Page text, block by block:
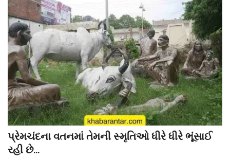
પ્રેમચંદના વતનમાં તેમની સ્મૃતિઓ ધીરે ધીરે ભૂંસાઈ
રહી છે...